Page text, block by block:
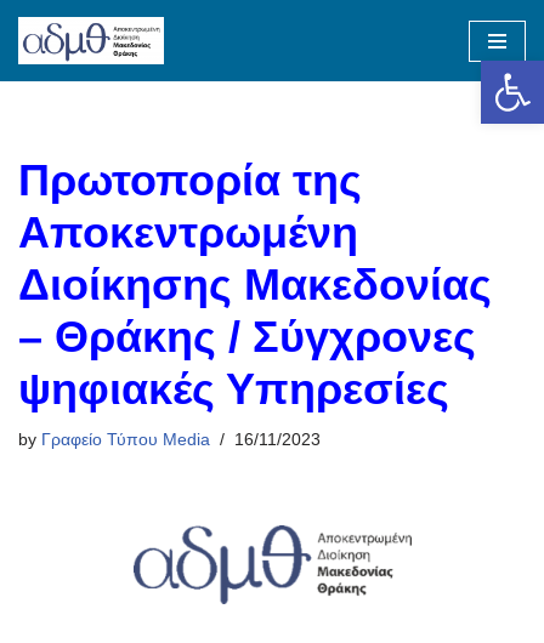
Skip
Πρωτοπορία της
Αποκεντρωμένη
Διοίκησης Μακεδονίας
– Θράκης / Σύγχρονες
ψηφιακές Υπηρεσίες
by Γραφείο Τύπου Media 16/11/2023